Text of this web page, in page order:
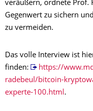
veräußern, ordnete Prof.
Gegenwert zu sichern
zu vermeiden.
Das volle Interview ist
finden:
https://
radebeul/bitcoin-
experte-100.html.